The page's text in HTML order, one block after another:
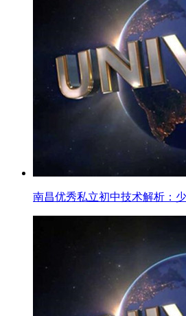
南昌优秀私立初中技术解析：